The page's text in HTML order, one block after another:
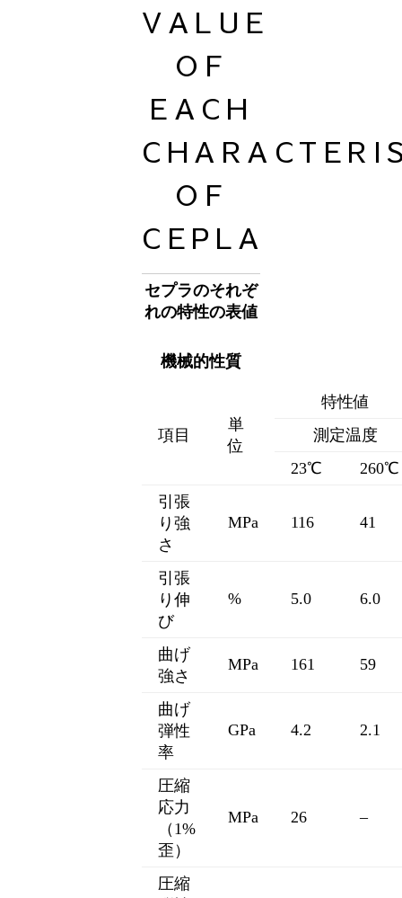
VALUE
OF
EACH
OF
CEPLA
セプラのそれぞ
れの特性の表値
機械的性質
項目
単
位
特性値
測定温度
23℃
260℃
引張
り強
さ
MPa 116 41
引張
り伸
び
% 5.0 6.0
曲げ
強さ
MPa 161 59
曲げ
弾性
率
GPa 4.2 2.1
圧縮
応力
（1%
歪）
MPa 26 –
圧縮